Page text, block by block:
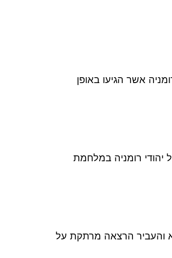
ברומניה אשר הגיעו באופן
יהודי רומניה במלחמת
והעביר הרצאה מרתקת על